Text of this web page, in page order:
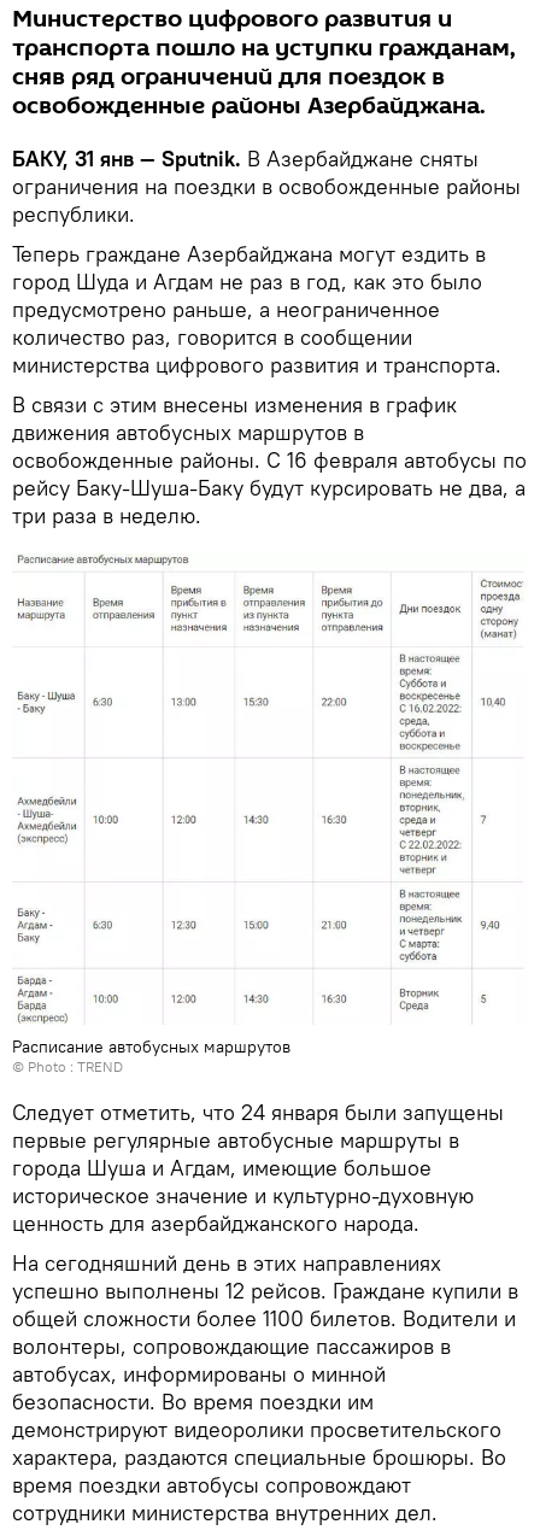
Министерство цифрового развития и
транспорта пошло на уступки гражданам,
сняв ряд ограничений для поездок в
освобожденные районы Азербайджана.
БАКУ, 31 янв — Sputnik. В Азербайджане сняты
ограничения на поездки в освобожденные районы
республики.
Теперь граждане Азербайджана могут ездить в
город Шуда и Агдам не раз в год, как это было
предусмотрено раньше, а неограниченное
количество раз, говорится в сообщении
министерства цифрового развития и транспорта.
В связи с этим внесены изменения в график
движения автобусных маршрутов в
освобожденные районы. С 16 февраля автобусы по
рейсу Баку-Шуша-Баку будут курсировать не два, а
три раза в неделю.
Расписание автобусных маршрутов
© Photo : TREND
Следует отметить, что 24 января были запущены
первые регулярные автобусные маршруты в
города Шуша и Агдам, имеющие большое
историческое значение и культурно-духовную
ценность для азербайджанского народа.
На сегодняшний день в этих направлениях
успешно выполнены 12 рейсов. Граждане купили в
общей сложности более 1100 билетов. Водители и
волонтеры, сопровождающие пассажиров в
автобусах, информированы о минной
безопасности. Во время поездки им
демонстрируют видеоролики просветительского
характера, раздаются специальные брошюры. Во
время поездки автобусы сопровождают
сотрудники министерства внутренних дел.